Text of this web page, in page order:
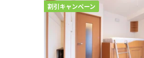
割引キャンペーン